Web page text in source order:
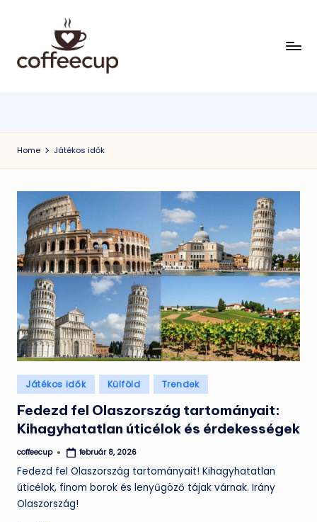
content
Home Játékos idők
Posted
in
Játékos idők Külföld Trendek
Fedezd fel Olaszország tartományait:
Kihagyhatatlan úticélok és érdekességek
Posted
coffeecup február 8, 2026
Fedezd fel Olaszország tartományait! Kihagyhatatlan
úticélok, finom borok és lenyűgöző tájak várnak. Irány
Olaszország!